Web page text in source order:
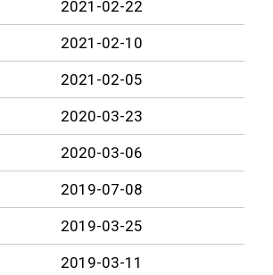
2021-02-22
2021-02-10
2021-02-05
2020-03-23
2020-03-06
2019-07-08
2019-03-25
2019-03-11